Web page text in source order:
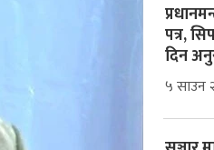
पत्र,
दिन
५ साउन